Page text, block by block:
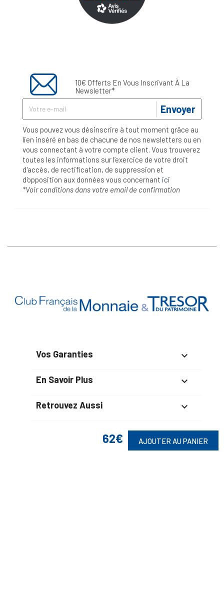
62€ AJOUTER AU PANIER
10€ Offerts En Vous Inscrivant À La
Newsletter*
Envoyer
Vous pouvez vous désinscrire à tout moment grâce au
lien inséré en bas de chacune de nos newsletters ou en
vous connectant à votre compte client. Vous trouverez
toutes les informations sur l’exercice de votre droit
d'accès, de rectification, de suppression et
d'opposition aux données vous concernant ici
*Voir conditions dans votre email de confirmation
Vos Garanties 
En Savoir Plus 
Retrouvez Aussi 